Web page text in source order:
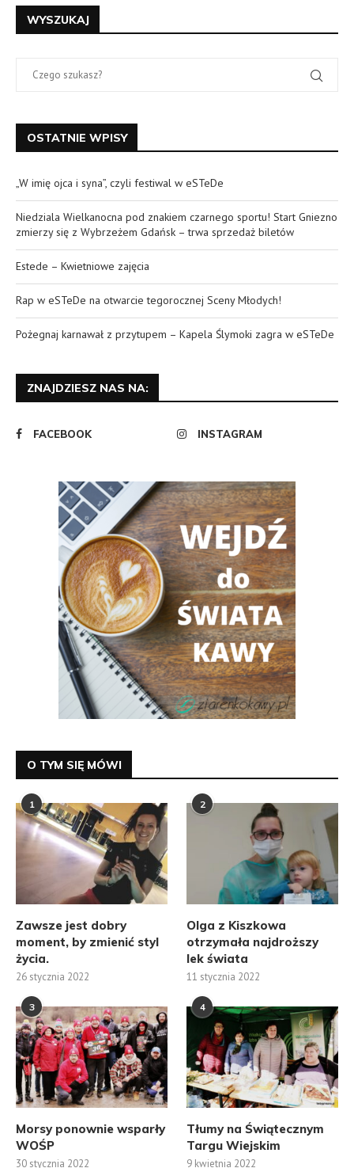
WYSZUKAJ
OSTATNIE WPISY
„W imię ojca i syna”, czyli festiwal w eSTeDe
Niedziala Wielkanocna pod znakiem czarnego sportu! Start Gniezno
zmierzy się z Wybrzeżem Gdańsk – trwa sprzedaż biletów
Estede – Kwietniowe zajęcia
Rap w eSTeDe na otwarcie tegorocznej Sceny Młodych!
Pożegnaj karnawał z przytupem – Kapela Ślymoki zagra w eSTeDe
ZNAJDZIESZ NAS NA:
FACEBOOK INSTAGRAM
O TYM SIĘ MÓWI
1
Zawsze jest dobry
moment, by zmienić styl
życia.
26 stycznia 2022
2
Olga z Kiszkowa
otrzymała najdroższy
lek świata
11 stycznia 2022
3
Morsy ponownie wsparły
WOŚP
30 stycznia 2022
4
Tłumy na Świątecznym
Targu Wiejskim
9 kwietnia 2022